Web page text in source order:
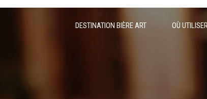
DESTINATION BIÈRE ART OÙ